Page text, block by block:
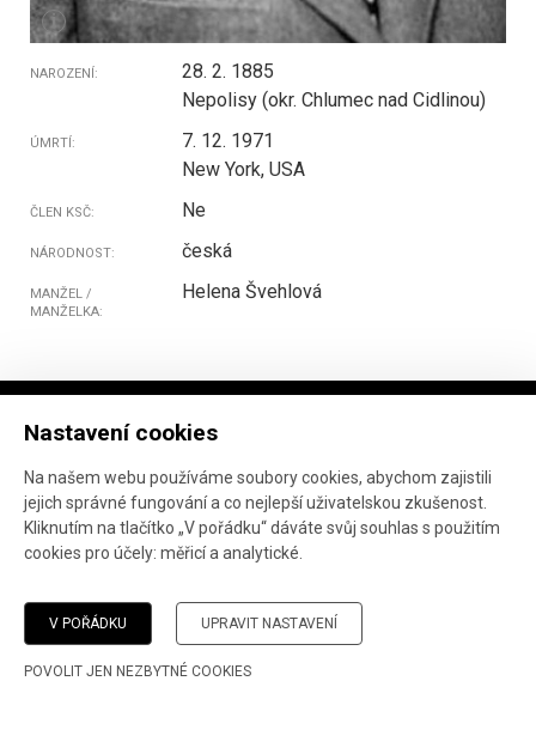
Nastavení cookies
Na našem webu používáme soubory cookies, abychom zajistili
jejich správné fungování a co nejlepší uživatelskou zkušenost.
Kliknutím na tlačítko „V pořádku“ dáváte svůj souhlas s použitím
cookies pro účely: měřicí a analytické
V POŘÁDKU UPRAVIT NASTAVENÍ
POVOLIT JEN NEZBYTNÉ COOKIES
i
NAROZENÍ:
28. 2. 1885
Nepolisy (okr. Chlumec nad Cidlinou)
ÚMRTÍ:
7. 12. 1971
New York, USA
ČLEN KSČ: Ne
NÁRODNOST: česká
MANŽEL /
MANŽELKA:
Helena Švehlová
Projekt ve spolupráci Národního archivu
, Marka
Janáčea Ústavu pro studium totalitních režimů
Pokud jste narazili na chybu, děkujeme, že nám o ní
vědět.